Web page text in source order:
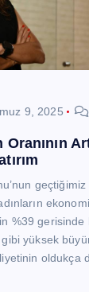
9, 2025
gerisinde
yüksek
oldukça